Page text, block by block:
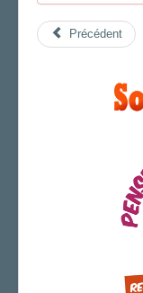
Précédent